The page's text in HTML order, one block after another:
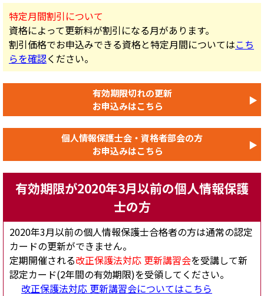
特定月間割引について
資格によって更新料が割引になる月があります。
割引価格でお申込みできる資格と特定月間についてはこち
らを確認ください。
有効期限切れの更新
お申込みはこちら
▶
個人情報保護士会・資格者部会の方
お申込みはこちら
▶
有効期限が2020年3月以前の個人情報保護
士の方
2020年3月以前の個人情報保護士合格者の方は通常の認定
カードの更新ができません。
定期開催される改正保護法対応 更新講習会を受講して新
認定カード(2年間の有効期限)を受領してください。
改正保護法対応 更新講習会についてはこちら